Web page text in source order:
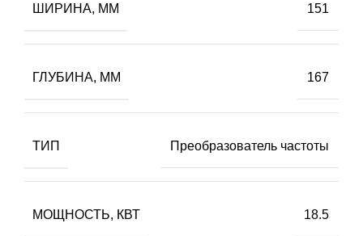
ШИРИНА, ММ 151
ГЛУБИНА, ММ 167
ТИП Преобразователь частоты
МОЩНОСТЬ, КВТ 18.5